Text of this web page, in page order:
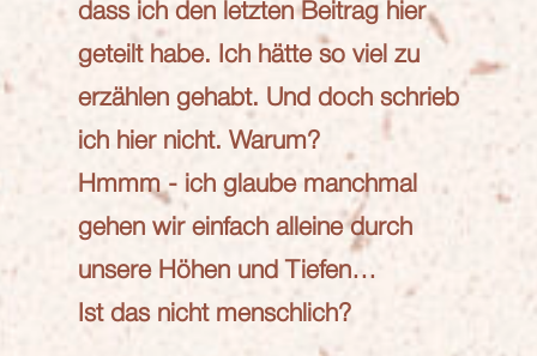
dass ich den letzten Beitrag hier
geteilt habe. Ich hätte so viel zu
erzählen gehabt. Und doch schrieb
ich hier nicht. Warum?
Hmmm - ich glaube manchmal
gehen wir einfach alleine durch
unsere Höhen und Tiefen…
Ist das nicht menschlich?